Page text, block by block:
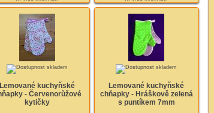
Lemované kuchyňské
- Červenorůžové
kytičky
Lemované kuchyňské
chňapky - Hráškově zelená
s puntíkem 7mm